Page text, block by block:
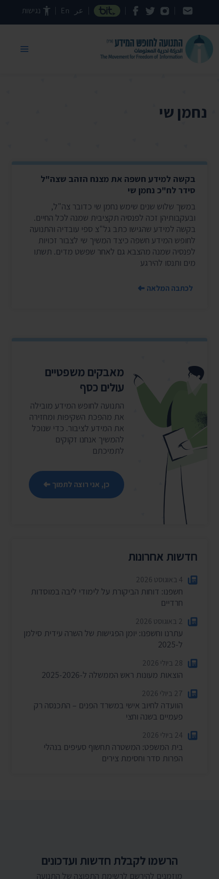
דילוג לתוכן העמוד عر En נגישות
נחמן שי
בקשה למידע חשפה את מצנח הזהב שצה"ל
סידר לח"כ נחמן שי
במשך שלוש שנים שימש נחמן שי כדובר צה"ל,
ובעקבותיהן זכה לפנסיה תקציבית שמנה לכל החיים.
בקשה למידע שהגישו כתב גל"צ ספי עובדיה והתנועה
לחופש המידע חשפה כיצד המשיך שי לצבור זכויות
לפנסיה שמנה מהצבא גם לאחר שפשט מדים. תשתו
מים ותנסו להירגע
לכתבה המלאה
מאבקים משפטיים
עולים כסף
התנועה לחופש המידע מובילה
את מהפכת השקיפות ומחזירה
את המידע לציבור. כדי שנוכל
להמשיך אנחנו זקוקים
לתמיכתם
כן, אני רוצה לתמוך
חדשות אחרונות
4 באוגוסט 2026
חשפנו: דוחות הביקורת על לימודי ליבה במוסדות
חרדיים
2 באוגוסט 2026
עתרנו וחשפנו: יומן הפגישות של השרה עידית סילמן
ל-2025
28 ביולי 2026
הוצאות מעונות ראש הממשלה ל-2025-2026
27 ביולי 2026
הוועדה לחיוב אישי במשרד הפנים – התכנסה רק
פעמיים בשנה וחצי
24 ביולי 2026
בית המשפט: המשטרה תחשוף סעיפים בנהלי
הפרות סדר וחסימת צירים
הרשמו לקבלת חדשות ועדכונים
מוזמנים להירשם לרשימת התפוצה של התנועה